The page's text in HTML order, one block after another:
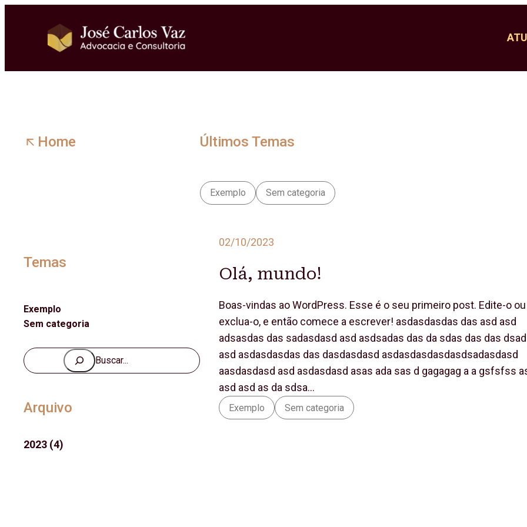
Home Últimos Temas
Exemplo Sem categoria
Temas
Exemplo
Sem categoria
P
e
q
Arquivo
2023 (4)
02/10/2023
Olá, mundo!
Boas-vindas ao WordPress. Esse é o seu primeiro post. Edite-o ou
exclua-o, e então comece a escrever! asdasdasdas das asd asd
adsasdas das sadasdasd asd asdsadas das da sdas das das
asd asdasdasdas das dasdasdasd asdasdasdasdasdsadasdasd
aasdasdasd asd asdasdasd asas ada sas d gagagag a a gsfsfss
asd asd as da sdsa…
Exemplo Sem categoria